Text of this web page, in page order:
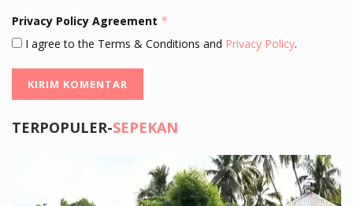
Privacy Policy Agreement *
I agree to the Terms & Conditions and Privacy Policy.
TERPOPULER-SEPEKAN